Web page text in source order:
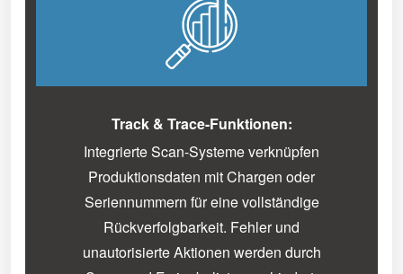
Track & Trace-Funktionen:
Integrierte Scan-Systeme verknüpfen
Produktionsdaten mit Chargen oder
Seriennummern für eine vollständige
Rückverfolgbarkeit. Fehler und
unautorisierte Aktionen werden durch